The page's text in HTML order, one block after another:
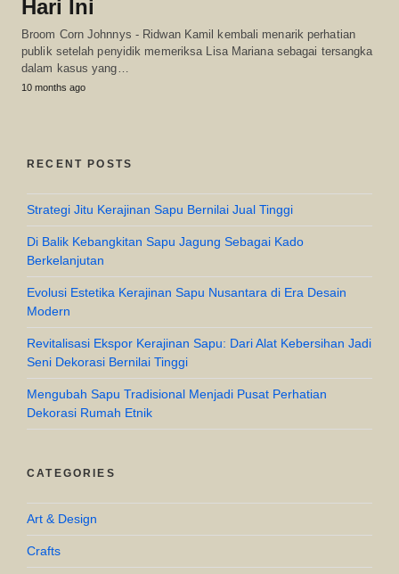
Hari Ini
Broom Corn Johnnys - Ridwan Kamil kembali menarik perhatian
publik setelah penyidik memeriksa Lisa Mariana sebagai tersangka
dalam kasus yang…
10 months ago
RECENT POSTS
Strategi Jitu Kerajinan Sapu Bernilai Jual Tinggi
Di Balik Kebangkitan Sapu Jagung Sebagai Kado
Berkelanjutan
Evolusi Estetika Kerajinan Sapu Nusantara di Era Desain
Modern
Revitalisasi Ekspor Kerajinan Sapu: Dari Alat Kebersihan Jadi
Seni Dekorasi Bernilai Tinggi
Mengubah Sapu Tradisional Menjadi Pusat Perhatian
Dekorasi Rumah Etnik
CATEGORIES
Art & Design
Crafts